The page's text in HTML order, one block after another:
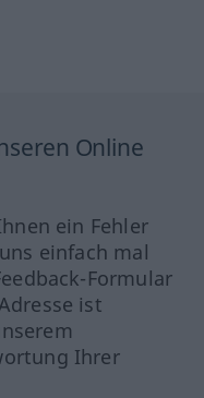
Online
ein Fehler
einfach mal
Formular
ist
Ihrer